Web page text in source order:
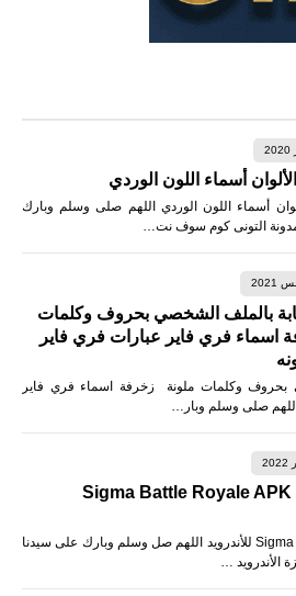
أسماء اللون الوردي
أسماء اللون الوردي اللهم صلى وسلم وبارك
التونى كوم سوف نت…
بالملف الشخصي بحروف وكلمات
اسماء فري فاير عبارات فري فاير
بحروف وكلمات ملونة زخرفة اسماء فري فاير
صلى وسلم وبار…
تحميل لعبة Sigma Battle Royale APK
تحميل لعبة Sigma Battle Royale APK للأندرويد اللهم صل وسلم وبارك على سيدنا
الأندرويد …